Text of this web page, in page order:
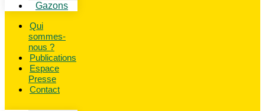
Gazons
Qui
sommes-
nous ?
Publications
Espace
Presse
Contact